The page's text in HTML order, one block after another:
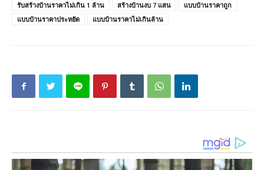
รับสร้างบ้านราคาไม่เกิน 1 ล้าน
สร้างบ้านงบ 7 แสน
แบบบ้านราคาถูก
แบบบ้านราคาประหยัด
แบบบ้านราคาไม่เกินล้าน